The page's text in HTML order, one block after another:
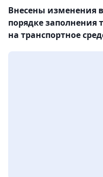
Внесены изменения
порядке
на транспортное